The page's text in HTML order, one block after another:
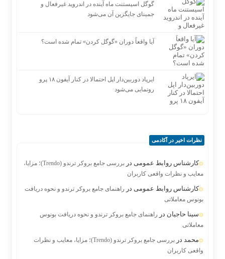
گوگل اسیستنت ماه آینده در اندروید غیرفعال و
جمینای جایگزین آن می‌شود
آیا واقعاً دوران «گوگل کردن» تمام شده است؟
ایرپاد دوربین‌دار اپل احتمالا در کنار آیفون ۱۸ پرو
رونمایی می‌شود
نظرات اخیر در آکادمی
کارشناس روابط عمومی در
بررسی جامع بروکر ترندو (Trendo)؛ مزایا،
معایب و نظرات واقعی کاربران
کارشناس روابط عمومی در راهنمای جامع بروکر ترندو و نحوه دریافت
بونوس معاملاتی
سینا حاجیان در راهنمای جامع بروکر ترندو و نحوه دریافت بونوس
معاملاتی
محمد در
بررسی جامع بروکر ترندو (Trendo)؛ مزایا، معایب و نظرات
واقعی کاربران